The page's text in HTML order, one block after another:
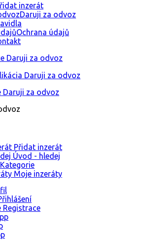
inzerát
Daruji za odvoz
Ochrana údajů
Přidat inzerát
Úvod - hledej
Kategorie
Moje inzeráty
Registrace